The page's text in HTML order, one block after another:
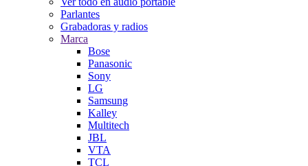
Parlantes
Grabadoras y radios
Marca
Bose
Panasonic
Sony
LG
Samsung
Kalley
Multitech
JBL
VTA
TCL